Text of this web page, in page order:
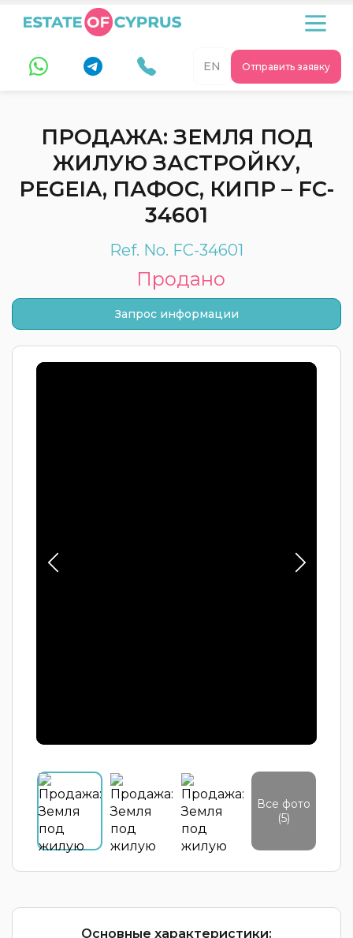
Отправить заявку
EN
ПРОДАЖА: ЗЕМЛЯ ПОД
ЖИЛУЮ ЗАСТРОЙКУ,
PEGEIA, ПАФОС, КИПР – FC-
34601
Ref. No. FC-34601
Продано
Запрос информации
Все фото
(5)
Основные характеристики: